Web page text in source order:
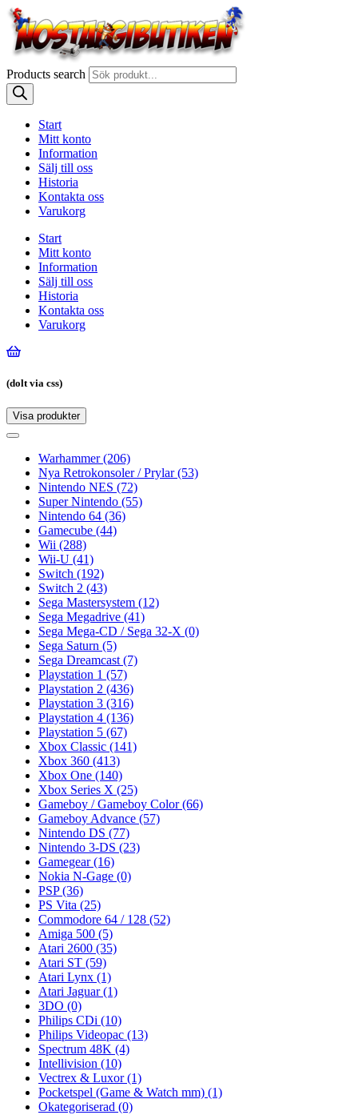
Products search
Start
Mitt konto
Information
Sälj till oss
Historia
Kontakta oss
Varukorg
Start
Mitt konto
Information
Sälj till oss
Historia
Kontakta oss
Varukorg
(dolt via css)
Visa produkter
Toggle
Toggle
navigationWarhammer(206)
Nya Retrokonsoler / Prylar(53)
Nintendo NES (72)
Super Nintendo (55)
Nintendo 64 (36)
Gamecube (44)
Wii (288)
Wii-U (41)
Switch (192)
Switch 2 (43)
Sega Mastersystem (12)
Sega Megadrive (41)
Sega Mega-CD / Sega 32-X (0)
Sega Saturn (5)
Sega Dreamcast (7)
Playstation 1 (57)
Playstation 2 (436)
Playstation 3 (316)
Playstation 4 (136)
Playstation 5 (67)
Xbox Classic (141)
Xbox 360 (413)
Xbox One (140)
Xbox Series X (25)
Gameboy / Gameboy Color(66)
Gameboy Advance (57)
Nintendo DS (77)
Nintendo 3-DS (23)
Gamegear(16)
Nokia N-Gage (0)
PSP(36)
PS Vita (25)
Commodore 64 / 128 (52)
Amiga 500 (5)
Atari 2600 (35)
Atari ST (59)
Atari Lynx (1)
Atari Jaguar(1)
3DO (0)
Philips CDi (10)
Philips Videopac (13)
Spectrum 48K (4)
Intellivision (10)
Vectrex & Luxor(1)
Pocketspel (Game & Watch mm) (1)
Okategoriserad (0)